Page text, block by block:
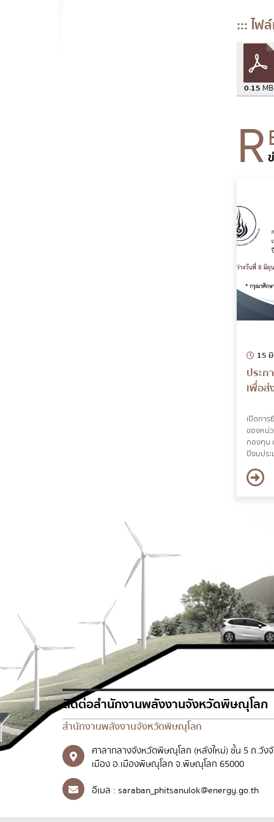
::: ไฟ
0.15 MB
R
15
ประ
เพื่อ
เปิดกา
ของหน่
กองทุน
ปีงบปร
ติดต่อสำนักงานพลังงานจังหวัดพิษณุโลก
สำนักงานพลังงานจังหวัดพิษณุโลก
ศาลากลางจังหวัดพิษณุโลก (หลังใหม่) ชั้น 5 ถ.วัง
เมือง อ.เมืองพิษณุโลก จ.พิษณุโลก 65000
อีเมล : saraban_phitsanulok@energy.go.th